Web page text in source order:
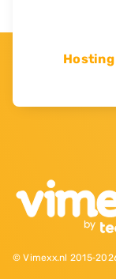
Hosting
© Vimexx.nl